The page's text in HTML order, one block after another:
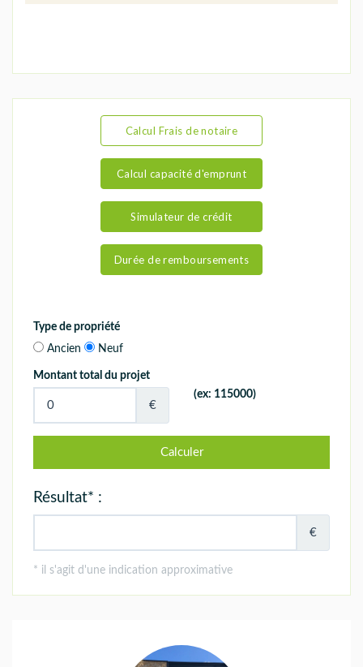
Calcul Frais de notaire
Calcul capacité d'emprunt
Simulateur de crédit
Durée de remboursements